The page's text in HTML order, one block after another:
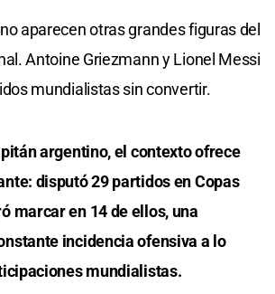
aparecen otras grandes figuras del
Antoine Griezmann y Lionel Messi
mundialistas sin convertir.
argentino, el contexto ofrece
disputó 29 partidos en Copas
marcar en 14 de ellos, una
incidencia ofensiva a lo
mundialistas.